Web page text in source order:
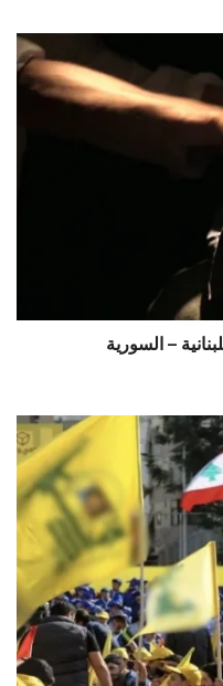
– السورية